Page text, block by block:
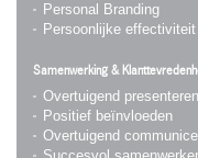
Personal Branding
Persoonlijke effectiviteit
Samenwerking &
Overtuigend presenteren
Positief beïnvloeden
Overtuigend